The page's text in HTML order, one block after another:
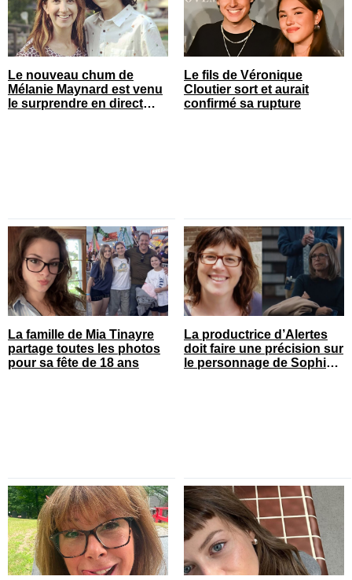
Le nouveau chum de
Mélanie Maynard est venu
le surprendre en direct
Le fils de Véronique
Cloutier sort et aurait
confirmé sa rupture
La famille de Mia Tinayre
partage toutes les photos
pour sa fête de 18 ans
La productrice d’Alertes
doit faire une précision sur
le personnage de Sophie